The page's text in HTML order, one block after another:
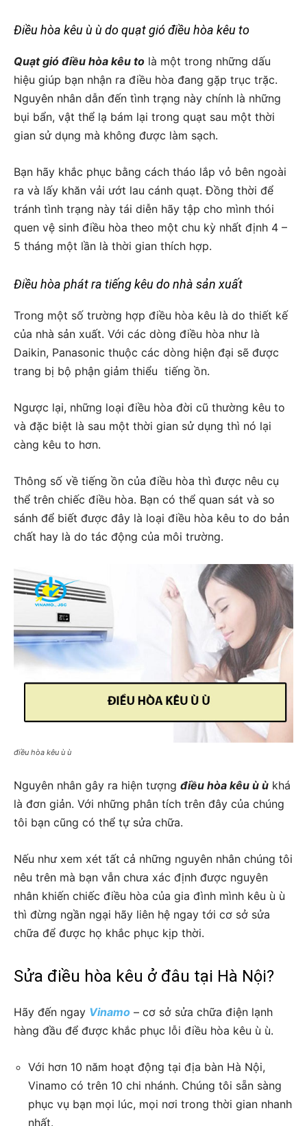
Điều hòa kêu ù ù do quạt gió điều hòa kêu to
Quạt gió điều hòa kêu to là một trong những dấu
hiệu giúp bạn nhận ra điều hòa đang gặp trục trặc.
Nguyên nhân dẫn đến tình trạng này chính là những
bụi bẩn, vật thể lạ bám lại trong quạt sau một thời
gian sử dụng mà không được làm sạch.
Bạn hãy khắc phục bằng cách tháo lắp vỏ bên ngoài
ra và lấy khăn vải ướt lau cánh quạt. Đồng thời để
tránh tình trạng này tái diễn hãy tập cho mình thói
quen vệ sinh điều hòa theo một chu kỳ nhất định 4 –
5 tháng một lần là thời gian thích hợp.
Điều hòa phát ra tiếng kêu do nhà sản xuất
Trong một số trường hợp điều hòa kêu là do thiết kế
của nhà sản xuất. Với các dòng điều hòa như là
Daikin, Panasonic thuộc các dòng hiện đại sẽ được
trang bị bộ phận giảm thiểu tiếng ồn.
Ngược lại, những loại điều hòa đời cũ thường kêu to
và đặc biệt là sau một thời gian sử dụng thì nó lại
càng kêu to hơn.
Thông số về tiếng ồn của điều hòa thì được nêu cụ
thể trên chiếc điều hòa. Bạn có thể quan sát và so
sánh để biết được đây là loại điều hòa kêu to do bản
chất hay là do tác động của môi trường.
điều hòa kêu ù ù
Nguyên nhân gây ra hiện tượng điều hòa kêu ù ù khá
là đơn giản. Với những phân tích trên đây của chúng
tôi bạn cũng có thể tự sửa chữa.
Nếu như xem xét tất cả những nguyên nhân chúng tôi
nêu trên mà bạn vẫn chưa xác định được nguyên
nhân khiến chiếc điều hòa của gia đình mình kêu ù ù
thì đừng ngần ngại hãy liên hệ ngay tới cơ sở sửa
chữa để được họ khắc phục kịp thời.
Sửa điều hòa kêu ở đâu tại Hà Nội?
Hãy đến ngay Vinamo – cơ sở sửa chữa điện lạnh
hàng đầu để được khắc phục lỗi điều hòa kêu ù ù.
Với hơn 10 năm hoạt động tại địa bàn Hà Nội,
Vinamo có trên 10 chi nhánh. Chúng tôi sẵn sàng
phục vụ bạn mọi lúc, mọi nơi trong thời gian nhanh
nhất.